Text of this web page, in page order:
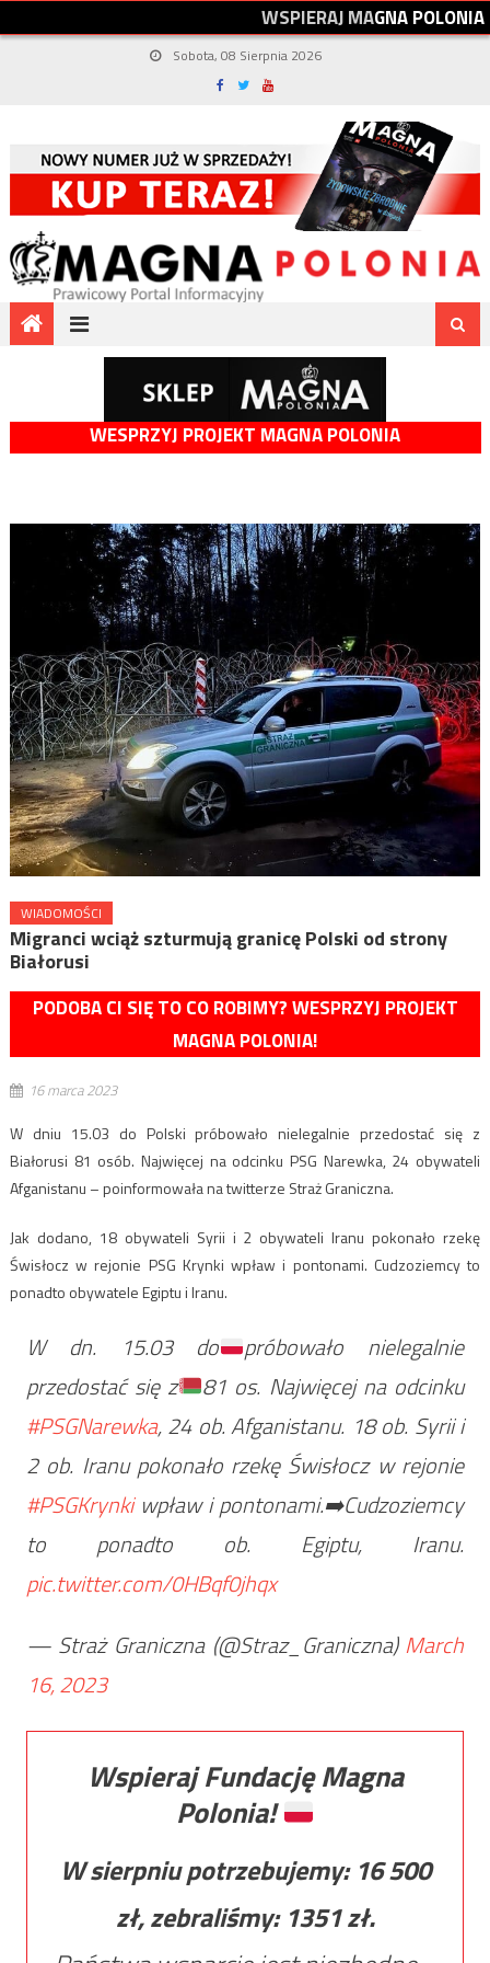
WSPIERAJMAGNAPOLONIA
Sobota, 08 Sierpnia 2026
WESPRZYJ PROJEKT MAGNA POLONIA
WIADOMOŚCI
Migranci wciąż szturmują granicę Polski od strony
Białorusi
PODOBA CI SIĘ TO CO ROBIMY? WESPRZYJ PROJEKT
MAGNA POLONIA!
16 marca 2023
W dniu 15.03 do Polski próbowało nielegalnie przedostać się z
Białorusi 81 osób. Najwięcej na odcinku PSG Narewka, 24 obywateli
Afganistanu – poinformowała na twitterze Straż Graniczna.
Jak dodano, 18 obywateli Syrii i 2 obywateli Iranu pokonało rzekę
Świsłocz w rejonie PSG Krynki wpław i pontonami. Cudzoziemcy to
ponadto obywatele Egiptu i Iranu.
W dn. 15.03 do
próbowało nielegalnie
przedostać się z
81 os. Najwięcej na odcinku
#PSGNarewka, 24 ob. Afganistanu. 18 ob. Syrii i
2 ob. Iranu pokonało rzekę Świsłocz w rejonie
#PSGKrynkiwpław i pontonami.➡️Cudzoziemcy
to ponadto ob. Egiptu, Iranu.
pic.twitter.com/0HBqf0jhqx
— Straż Graniczna (@Straz_Graniczna)March
16, 2023
Wspieraj Fundację Magna
Polonia!
W sierpniu potrzebujemy: 16 500
zł, zebraliśmy: 1351zł.